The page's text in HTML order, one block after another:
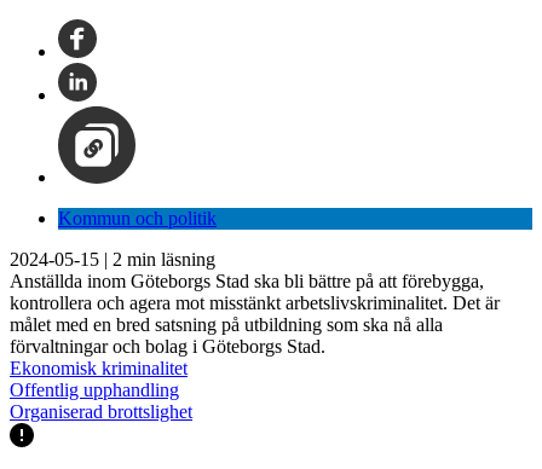
Kommun och politik
2024-05-15 | 2 min läsning
Anställda inom Göteborgs Stad ska bli bättre på att förebygga,
kontrollera och agera mot misstänkt arbetslivskriminalitet. Det är
målet med en bred satsning på utbildning som ska nå alla
förvaltningar och bolag i Göteborgs Stad.
Ekonomisk kriminalitet
Offentlig upphandling
Organiserad brottslighet